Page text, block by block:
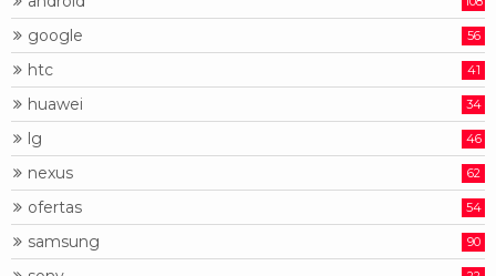
google 56
htc 41
huawei 34
lg 46
nexus 62
ofertas 54
samsung 90